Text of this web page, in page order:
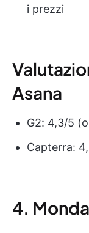
i prezzi
Asana
G2: 4,3/5
Capterra:
4.